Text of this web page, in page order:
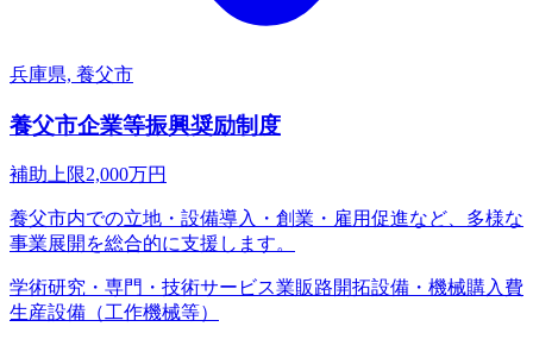
兵庫県, 養父市
養父市企業等振興奨励制度
補助上限2,000万円
養父市内での立地・設備導入・創業・雇用促進など、多様な
事業展開を総合的に支援します。
学術研究・専門・技術サービス業販路開拓設備・機械購入費
生産設備（工作機械等）